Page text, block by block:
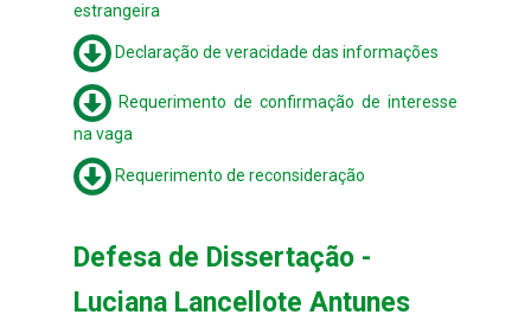
estrangeira
Declaração de veracidade das informações
Requerimento de confirmação de interesse
na vaga
Requerimento de reconsideração
Defesa de Dissertação -
Luciana Lancellote Antunes